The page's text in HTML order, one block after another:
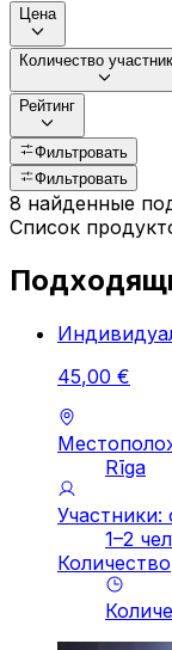
Цена
Количество
Рейтинг
Фильтровать
Фильтровать
8 найденные
Список
45,00 €
Rīga
Участники:
1–2
Количество